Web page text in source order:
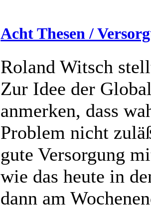
Acht Thesen /
Roland Witsch
Zur Idee der
anmerken, dass
Problem nicht
gute Versorgung
wie das heute in
dann am